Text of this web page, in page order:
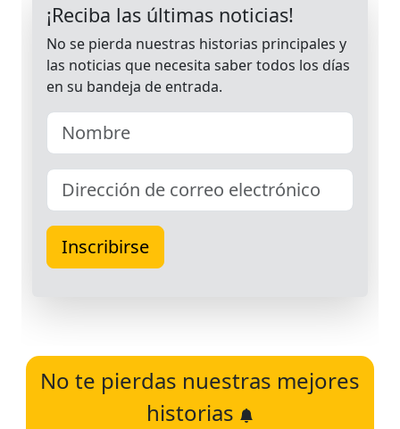
No te pierdas nuestras mejores
historias